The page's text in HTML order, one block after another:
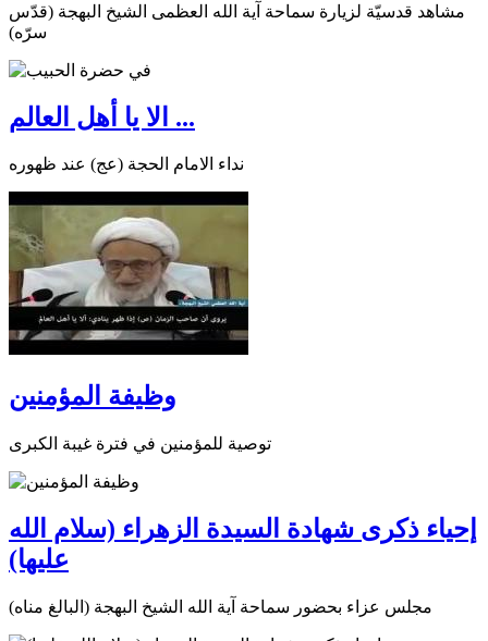
مشاهد قدسيّة لزيارة سماحة آية الله العظمى الشيخ البهجة (قدّس
سرّه)
الا يا أهل العالم ...
نداء الامام الحجة (عج) عند ظهوره
وظيفة المؤمنين
توصية للمؤمنين في فترة غيبة الكبرى
إحياء ذكرى شهادة السيدة الزهراء (سلام الله
عليها)
مجلس عزاء بحضور سماحة آية الله الشيخ البهجة (البالغ مناه)